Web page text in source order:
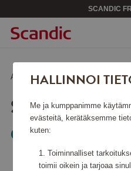
SCANDIC
Aloitussivu / Lahjakortit/Selected
SELECTED
Gift Card
HALLINNOI
Me ja kumppanimme
evästeitä, kerätäksemme
kuten:
Toiminnalliset
toimii oikein ja tarjoaa